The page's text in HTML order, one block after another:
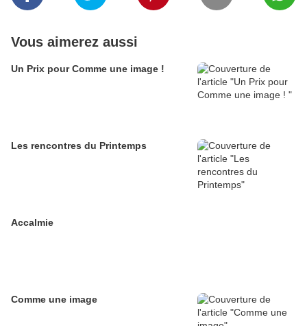
Vous aimerez aussi
Un Prix pour Comme une image !
Les rencontres du Printemps
Accalmie
Comme une image